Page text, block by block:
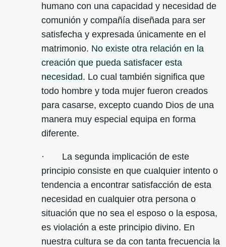
humano con una capacidad y necesidad de
comunión y compañía diseñada para ser
satisfecha y expresada únicamente en el
matrimonio. No existe otra relación en la
creación que pueda satisfacer esta
necesidad. Lo cual también significa que
todo hombre y toda mujer fueron creados
para casarse, excepto cuando Dios de una
manera muy especial equipa en forma
diferente.
· La segunda implicación de este
principio consiste en que cualquier intento o
tendencia a encontrar satisfacción de esta
necesidad en cualquier otra persona o
situación que no sea el esposo o la esposa,
es violación a este principio divino. En
nuestra cultura se da con tanta frecuencia la